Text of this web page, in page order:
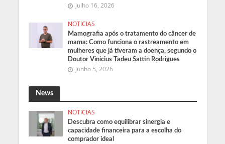
julho 16, 2026
NOTICIAS
Mamografia após o tratamento do câncer de
mama: Como funciona o rastreamento em
mulheres que já tiveram a doença, segundo o
Doutor Vinicius Tadeu Sattin Rodrigues
junho 5, 2026
News
NOTICIAS
Descubra como equilibrar sinergia e
capacidade financeira para a escolha do
comprador ideal